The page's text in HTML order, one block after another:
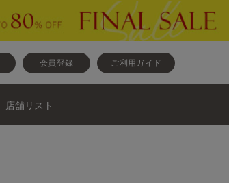
会員登録 ご利用ガイド
店舗リスト